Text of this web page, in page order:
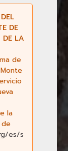
DE
DE LA
de
la
es/s